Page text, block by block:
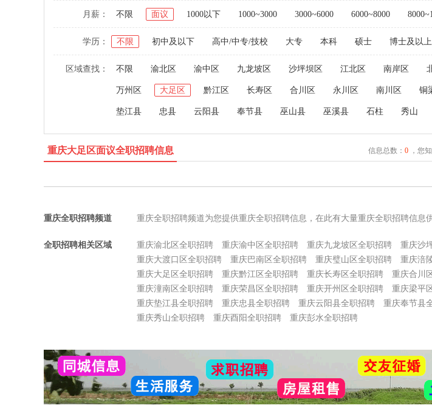
月薪： 不限 面议 1000以下 1000~3000 3000~6000 6000~8000
学历： 不限 初中及以下 高中/中专/技校 大专 本科 硕士 博士及以上
区域查找： 不限 渝北区 渝中区 九龙坡区 沙坪坝区 江北区 南岸区
万州区 大足区 黔江区 长寿区 合川区 永川区 南川区 铜
垫江县 忠县 云阳县 奉节县 巫山县 巫溪县 石柱 秀山
重庆大足区面议全职招聘信息 信息总数： 0，您知
重庆全职招聘频道 重庆全职招聘频道为您提供重庆全职招聘信息，在此有大量重庆全职招聘信息
全职招聘相关区域 重庆渝北区全职招聘 重庆渝中区全职招聘 重庆九龙坡区全职招聘 重庆沙
重庆大渡口区全职招聘
重庆巴南区全职招聘 重庆璧山区全职招聘 重庆涪
重庆大足区全职招聘
重庆黔江区全职招聘 重庆长寿区全职招聘 重庆合川
重庆潼南区全职招聘
重庆荣昌区全职招聘 重庆开州区全职招聘 重庆梁平
重庆垫江县全职招聘
重庆忠县全职招聘 重庆云阳县全职招聘 重庆奉节县
重庆秀山全职招聘
重庆酉阳全职招聘 重庆彭水全职招聘